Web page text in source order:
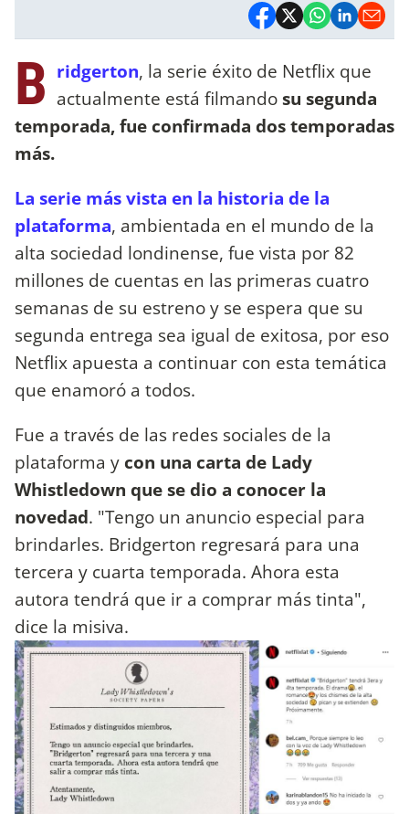
B ridgerton, la serie éxito de Netflix que
actualmente está filmandosu segunda
temporada, fue confirmada dos temporadas
más.
La serie más vista en la historia de la
plataforma, ambientada en el mundo de la
alta sociedad londinense, fue vista por 82
millones de cuentas en las primeras cuatro
semanas de su estreno y se espera que su
segunda entrega sea igual de exitosa, por eso
Netflix apuesta a continuar con esta temática
que enamoró a todos.
Fue a través de las redes sociales de la
plataforma y con una carta de Lady
Whistledown que se dio a conocer la
novedad. "Tengo un anuncio especial para
brindarles. Bridgerton regresará para una
tercera y cuarta temporada. Ahora esta
autora tendrá que ir a comprar más tinta",
dice la misiva.